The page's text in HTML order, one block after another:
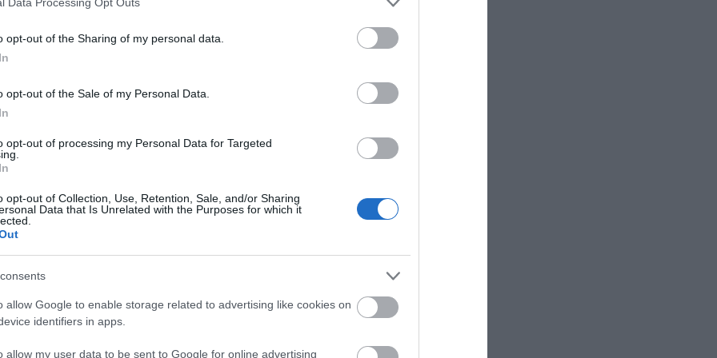
Data Processing Opt Outs
opt-out of the Sharing of my personal data.
opt-out of the Sale of my Personal Data.
opt-out of processing my Personal Data for Targeted
opt-out of Collection, Use, Retention, Sale, and/or Sharing
Data that Is Unrelated with the Purposes for which it
allow Google to enable storage related to advertising like cookies on
identifiers in apps.
allow my user data to be sent to Google for online advertising
para diversos fines, como:
y configuraciones.
y el rendimiento del sitio web.
nuestro sitio para mejorar la experiencia del usuario.
personalizados en función de tus intereses.
o eliminar las cookies según desees. La mayoría de los navegadores
tus preferencias de cookies. Puedes configurar tu navegador para
o eliminar las que ya están almacenadas. Sin embargo, ten en cuenta
o eliminar cookies, algunas partes del sitio web pueden no funcionar